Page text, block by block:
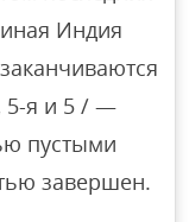
Индия
5-я и 5 / —
пустыми
завершен.